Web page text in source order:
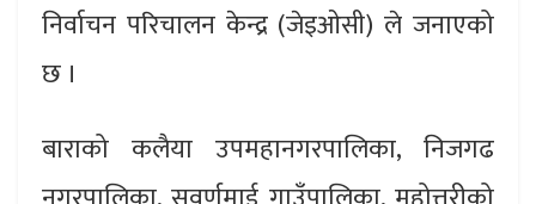
निर्वाचन परिचालन केन्द्र (जेइओसी) ले जनाएको
छ ।
बाराको कलैया उपमहानगरपालिका, निजगढ